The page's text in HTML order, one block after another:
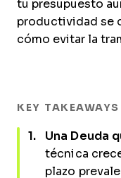
tu presupuesto
productividad se
cómo evitar la
KEY TAKEAWAYS
Una Deuda
técnica
plazo